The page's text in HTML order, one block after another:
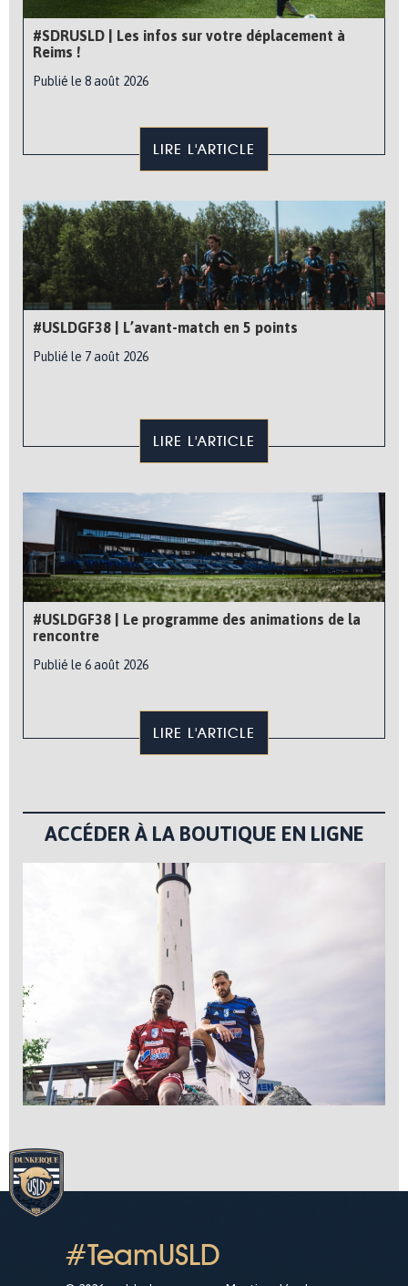
#SDRUSLD | Les infos sur votre déplacement à
Reims !
Publié le 8 août 2026
LIRE L'ARTICLE
#USLDGF38 | L’avant-match en 5 points
Publié le 7 août 2026
LIRE L'ARTICLE
#USLDGF38 | Le programme des animations de la
rencontre
Publié le 6 août 2026
LIRE L'ARTICLE
ACCÉDER À LA BOUTIQUE EN LIGNE
#TeamUSLD